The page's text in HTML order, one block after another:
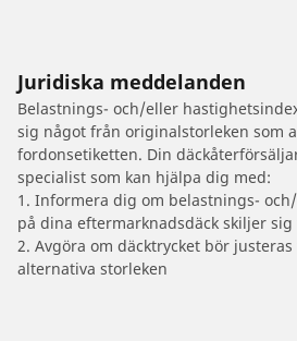
Juridiska meddelanden
Belastnings- och/eller
sig något från originalstorleken som
fordonsetiketten. Din
specialist som kan hjälpa dig med:
1. Informera dig om belastnings-
på dina eftermarknadsdäck skiljer
2. Avgöra om däcktrycket bör
alternativa storleken